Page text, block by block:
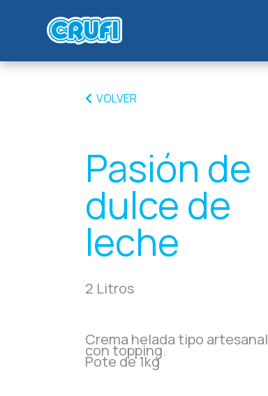
VOLVER
Pasión de
dulce de
leche
2 Litros
Crema helada tipo artesanal
con topping.
Pote de 1kg